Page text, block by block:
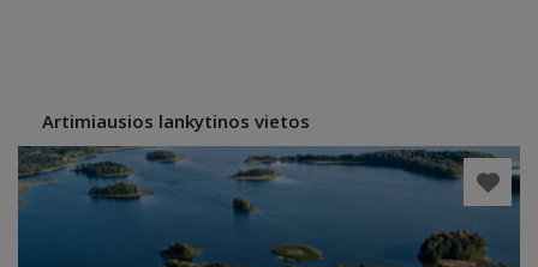
Artimiausios lankytinos vietos